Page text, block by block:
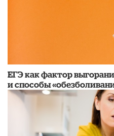
​ЕГЭ как фактор
и способы